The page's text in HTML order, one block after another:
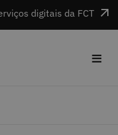
digitais da FCT
≡